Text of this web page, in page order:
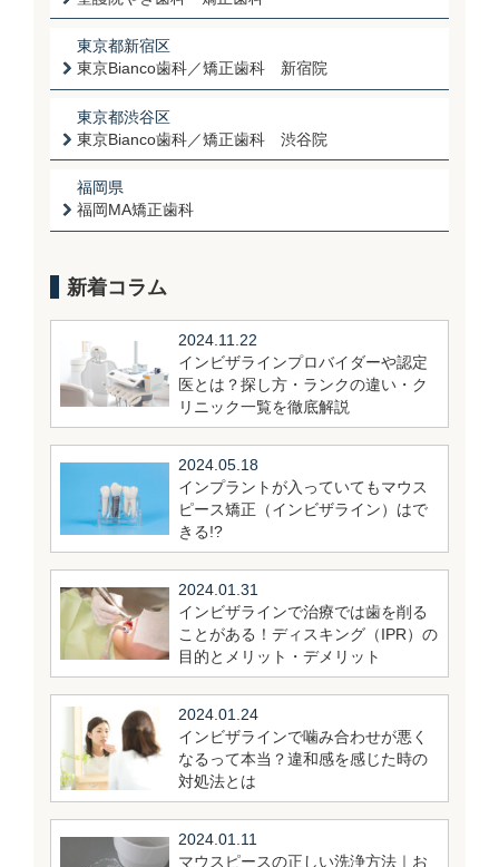
東京都新宿区
東京Bianco歯科／矯正歯科 新宿院
東京都渋谷区
東京Bianco歯科／矯正歯科 渋谷院
福岡県
福岡MA矯正歯科
新着コラム
2024.11.22
インビザラインプロバイダーや認定
医とは？探し方・ランクの違い・ク
リニック一覧を徹底解説
2024.05.18
インプラントが入っていてもマウス
ピース矯正（インビザライン）はで
きる!?
2024.01.31
インビザラインで治療では歯を削る
ことがある！ディスキング（IPR）の
目的とメリット・デメリット
2024.01.24
インビザラインで噛み合わせが悪く
なるって本当？違和感を感じた時の
対処法とは
2024.01.11
マウスピースの正しい洗浄方法｜お